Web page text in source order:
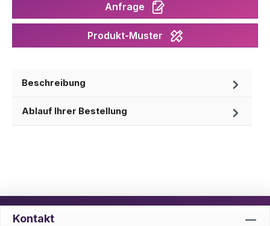
Anfrage
Produkt-Muster
Beschreibung
Ablauf Ihrer Bestellung
Kontakt